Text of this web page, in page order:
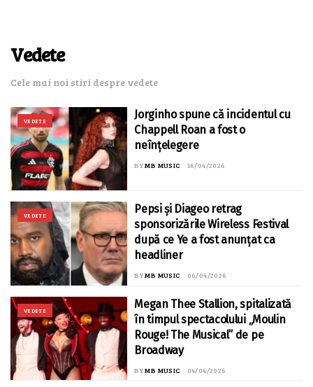
Vedete
Cele mai noi stiri despre vedete
VEDETE
Jorginho spune că incidentul cu
Chappell Roan a fost o
neînțelegere
BYMB MUSIC 16/04/2026
VEDETE
Pepsi și Diageo retrag
sponsorizările Wireless Festival
după ce Ye a fost anunțat ca
headliner
BYMB MUSIC 06/04/2026
VEDETE
Megan Thee Stallion, spitalizată
în timpul spectacolului „Moulin
Rouge! The Musical” de pe
Broadway
BYMB MUSIC 04/04/2026